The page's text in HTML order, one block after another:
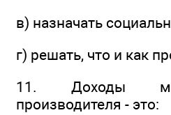
в) назначать
г) решать, что и как
11. Доходы
производителя - это: